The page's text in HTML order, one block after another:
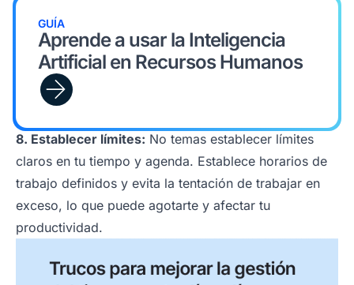
GUÍA
Aprende a usar la Inteligencia
Artificial en Recursos Humanos
8. Establecer límites: No temas establecer límites
claros en tu tiempo y agenda. Establece horarios de
trabajo definidos y evita la tentación de trabajar en
exceso, lo que puede agotarte y afectar tu
productividad.